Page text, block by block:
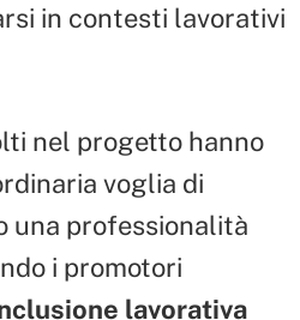
in contesti lavorativi
nel progetto hanno
voglia di
una professionalità
i promotori
lavorativa